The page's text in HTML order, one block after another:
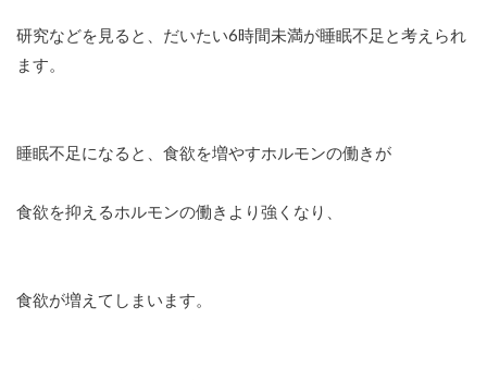
研究などを見ると、だいたい6時間未満が睡眠不足と考えられ
ます。
睡眠不足になると、食欲を増やすホルモンの働きが
食欲を抑えるホルモンの働きより強くなり、
食欲が増えてしまいます。